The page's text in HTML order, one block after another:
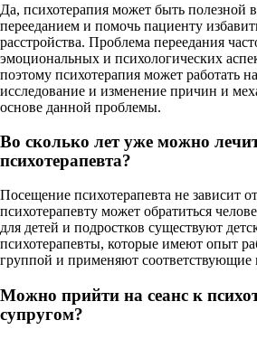
Да, психотерапия может быть полезной
перееданием и помочь пациенту
расстройства. Проблема переедания
эмоциональных и психологических
поэтому психотерапия может работать
исследование и изменение причин и
основе данной проблемы.
Во сколько лет уже можно
психотерапевта?
Посещение психотерапевта не зависит
психотерапевту может обратиться
для детей и подростков существуют
психотерапевты, которые имеют опыт
группой и применяют соответствующие
Можно прийти на сеанс к
супругом?